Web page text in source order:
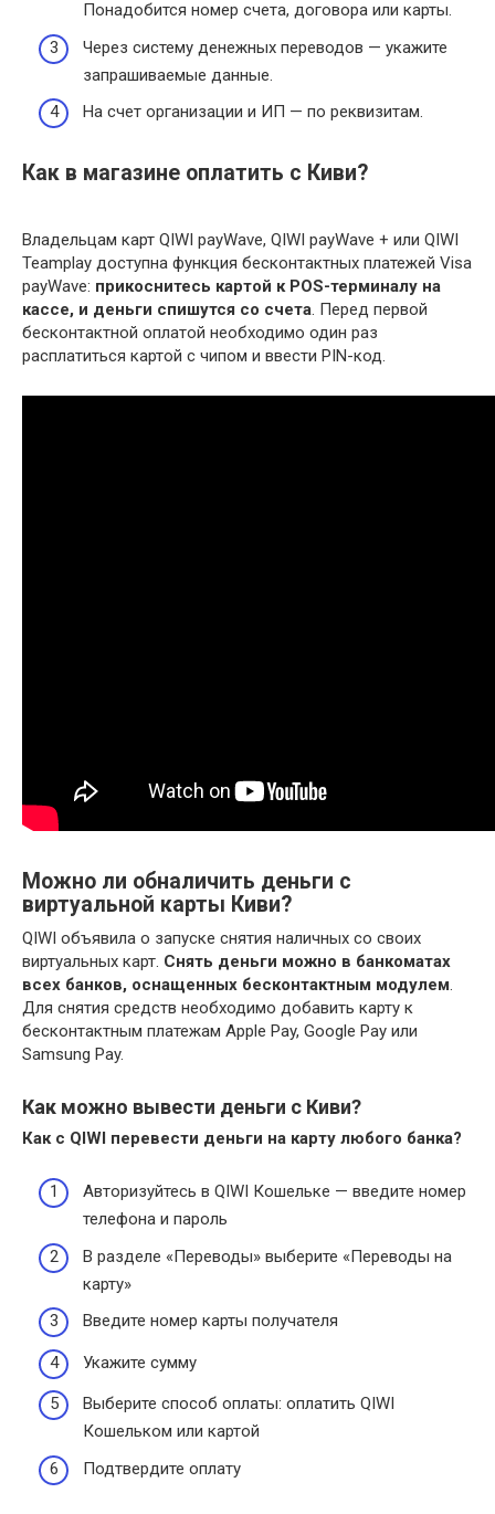
Понадобится номер счета, договора или карты.
Через систему денежных переводов — укажите
запрашиваемые данные.
На счет организации и ИП — по реквизитам.
Как в магазине оплатить с Киви?
Владельцам карт QIWI payWave, QIWI payWave + или QIWI
Teamplay доступна функция бесконтактных платежей Visa
payWave: прикоснитесь картой к POS-терминалу на
кассе, и деньги спишутся со счета. Перед первой
бесконтактной оплатой необходимо один раз
расплатиться картой с чипом и ввести PIN-код.
Можно ли обналичить деньги с
виртуальной карты Киви?
QIWI объявила о запуске снятия наличных со своих
виртуальных карт. Снять деньги можно в банкоматах
всех банков, оснащенных бесконтактным модулем.
Для снятия средств необходимо добавить карту к
бесконтактным платежам Apple Pay, Google Pay или
Samsung Pay.
Как можно вывести деньги с Киви?
Как с QIWI перевести деньги на карту любого банка?
Авторизуйтесь в QIWI Кошельке — введите номер
телефона и пароль
В разделе «Переводы» выберите «Переводы на
карту»
Введите номер карты получателя
Укажите сумму
Выберите способ оплаты: оплатить QIWI
Кошельком или картой
Подтвердите оплату